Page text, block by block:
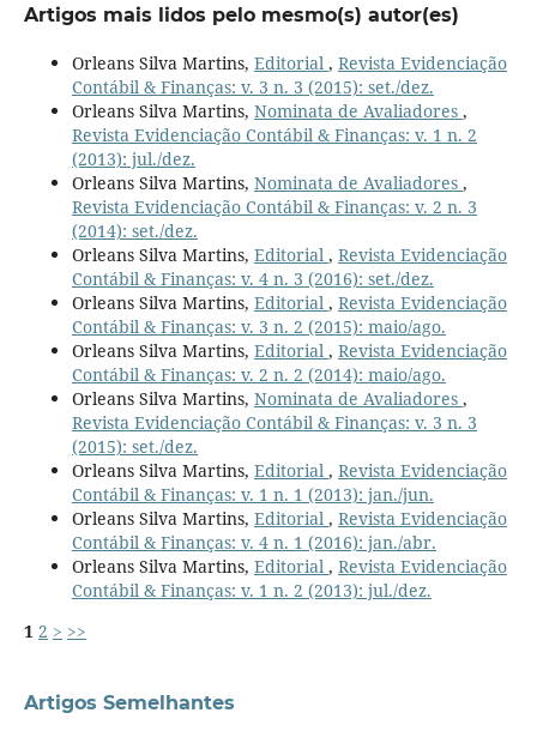
Artigos mais lidos pelo mesmo(s) autor(es)
Orleans Silva Martins, Editorial , Revista Evidenciação
Contábil & Finanças: v. 3 n. 3 (2015): set./dez.
Orleans Silva Martins, Nominata de Avaliadores ,
Revista Evidenciação Contábil & Finanças: v. 1 n. 2
(2013): jul./dez.
Orleans Silva Martins, Nominata de Avaliadores ,
Revista Evidenciação Contábil & Finanças: v. 2 n. 3
(2014): set./dez.
Orleans Silva Martins, Editorial , Revista Evidenciação
Contábil & Finanças: v. 4 n. 3 (2016): set./dez.
Orleans Silva Martins, Editorial , Revista Evidenciação
Contábil & Finanças: v. 3 n. 2 (2015): maio/ago.
Orleans Silva Martins, Editorial , Revista Evidenciação
Contábil & Finanças: v. 2 n. 2 (2014): maio/ago.
Orleans Silva Martins, Nominata de Avaliadores ,
Revista Evidenciação Contábil & Finanças: v. 3 n. 3
(2015): set./dez.
Orleans Silva Martins, Editorial , Revista Evidenciação
Contábil & Finanças: v. 1 n. 1 (2013): jan./jun.
Orleans Silva Martins, Editorial , Revista Evidenciação
Contábil & Finanças: v. 4 n. 1 (2016): jan./abr.
Orleans Silva Martins, Editorial , Revista Evidenciação
Contábil & Finanças: v. 1 n. 2 (2013): jul./dez.
1 2 > >>
Artigos Semelhantes